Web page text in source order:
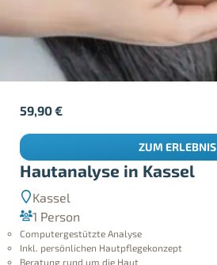
Hautanalyse in Kassel
Kassel
1 Person
Computergestützte Analyse
Inkl. persönlichen Hautpflegekonzept
Beratung rund um die Haut
59,90€
ZUM ERLEBNIS